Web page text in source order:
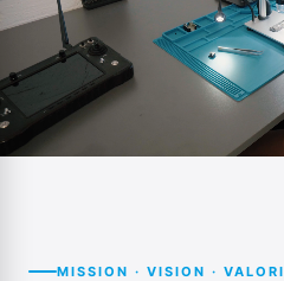
MISSION · VISION · VALORI